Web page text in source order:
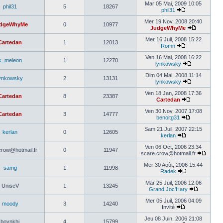
phil31 5 18267
Mar 05 Mai, 2009 10:05
phil31
0 10977
Mer 19 Nov, 2008 20:40
JudgeWhyMe
1 12013
Mer 16 Juil, 2008 15:22
Romn
1 12270
Ven 16 Mai, 2008 16:22
lynkowsky
2 13131
Dim 04 Mai, 2008 11:14
lynkowsky
8 23387
Ven 18 Jan, 2008 17:36
Cartedan
3 14777
Ven 30 Nov, 2007 17:08
benoitg31
kerlan 0 12605
Sam 21 Juil, 2007 22:15
kerlan
0 11947
Ven 06 Oct, 2006 23:34
scare.crow@hotmail.fr
samg 1 11998
Mer 30 Août, 2006 15:44
Radek
UniseV 1 13245
Mar 25 Juil, 2006 12:06
Grand Joc'Hary
moody 3 14240
Mer 05 Juil, 2006 04:09
Invité
boynkhi 4 15799
Jeu 08 Juin, 2006 21:08